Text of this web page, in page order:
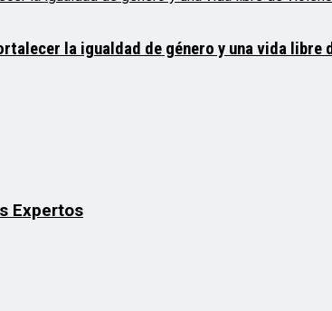
la igualdad de género y una vida libre
Expertos